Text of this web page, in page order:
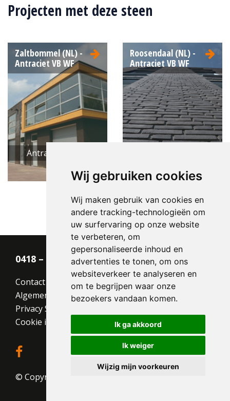
Wij gebruiken cookies
Wij maken gebruik van cookies en
andere tracking-technologieën om
uw surfervaring op onze website
te verbeteren, om
gepersonaliseerde inhoud en
advertenties te tonen, om ons
websiteverkeer te analyseren en
om te begrijpen waar onze
bezoekers vandaan komen.
Ik ga akkoord
Ik weiger
Wijzig mijn voorkeuren
210x100x50
Structuur:
Egaal
Projecten met deze steen
Zaltbommel (NL) -
Antraciet VB WF
Antraciet VB WF
Roosendaal (NL) -
Antraciet VB WF
0418 – 55 22 21
Contact
Algemene voorwaarden
Privacy Statement
Cookie instellingen
© Copyright 2026